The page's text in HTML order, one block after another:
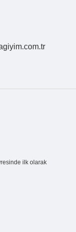
ilk olarak